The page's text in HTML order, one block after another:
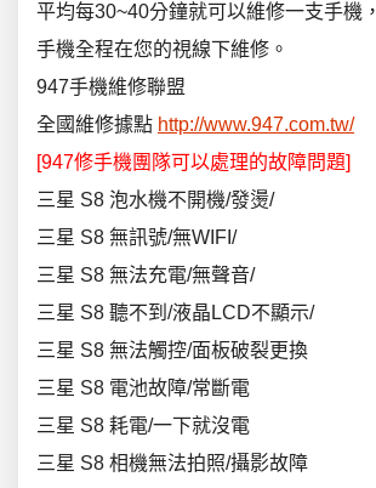
平均每30~40分鐘就可以維修一支手機，
手機全程在您的視線下維修。
947手機維修聯盟
全國維修據點 http://www.947.com.tw/
[947修手機團隊可以處理的故障問題]
三星 S8 泡水機不開機/發燙/
三星 S8 無訊號/無WIFI/
三星 S8 無法充電/無聲音/
三星 S8 聽不到/液晶LCD不顯示/
三星 S8 無法觸控/面板破裂更換
三星 S8 電池故障/常斷電
三星 S8 耗電/一下就沒電
三星 S8 相機無法拍照/攝影故障